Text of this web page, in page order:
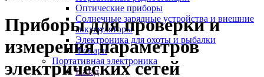
Оптические приборы
Солнечные зарядные устройства и внешние
аккумуляторы
Электроника для охоты и рыбалки
Фонари
Портативная электроника
Назад
Приборы для проверки и
измерения параметров
электрических сетей